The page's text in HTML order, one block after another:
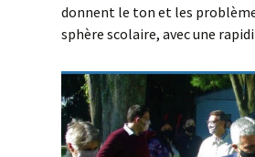
donnent le ton et les
sphère scolaire, avec une